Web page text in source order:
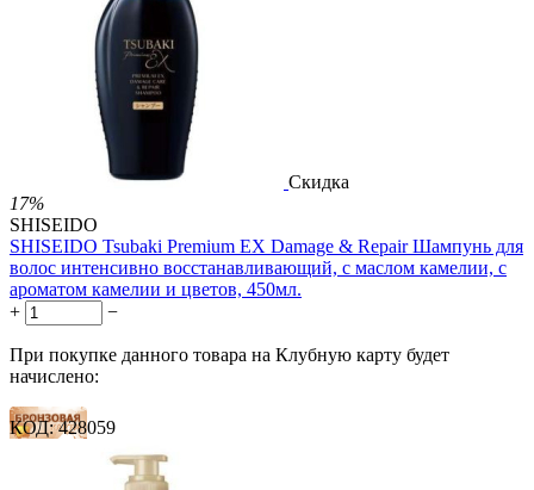
Скидка
17%
SHISEIDO
SHISEIDO Tsubaki Premium EX Damage & Repair Шампунь для
волос интенсивно восстанавливающий, с маслом камелии, с
ароматом камелии и цветов, 450мл.
+
−
При покупке данного товара на Клубную карту будет
начислено:
КОД: 428059